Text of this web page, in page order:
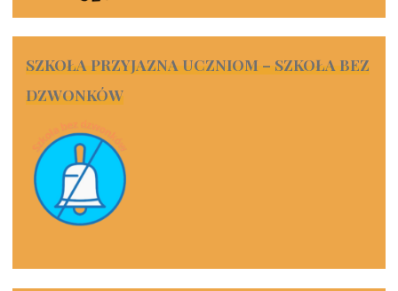
SZKOŁA PRZYJAZNA UCZNIOM – SZKOŁA BEZ
DZWONKÓW